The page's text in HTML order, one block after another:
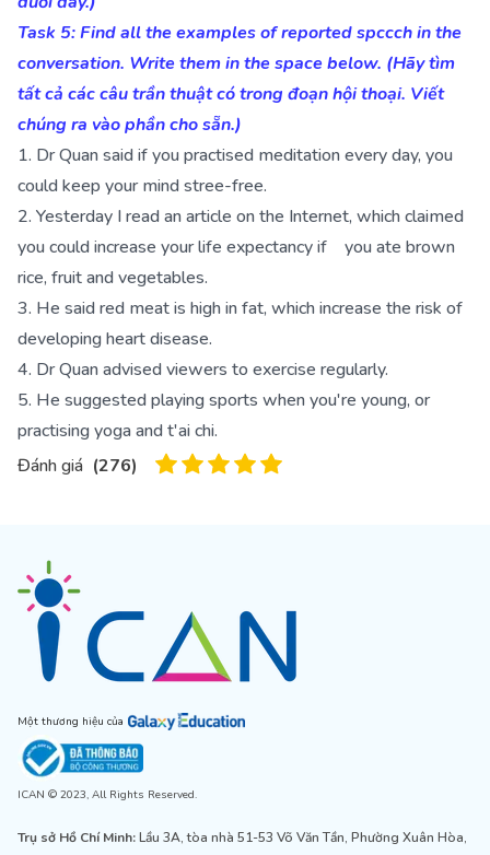
Task 5: Find all the examples of reported spccch in the
conversation. Write them in the space below. (Hãy tìm
tất cả các câu trần thuật có trong đoạn hội thoại. Viết
chúng ra vào phần cho sẵn.)
1. Dr Quan said if you practised meditation every day, you
could keep your mind stree-free.
2. Yesterday I read an article on the Internet, which claimed
you could increase your life expectancy if you ate brown
rice, fruit and vegetables.
3. He said red meat is high in fat, which increase the risk of
developing heart disease.
4. Dr Quan advised viewers to exercise regularly.
5. He suggested playing sports when you're young, or
practising yoga and t'ai chi.
Đánh giá (276)
Một thương hiệu của
ICAN © 2023, All Rights Reserved.
Trụ sở Hồ Chí Minh:Lầu 3A, tòa nhà 51-53 Võ Văn Tần, Phường Xuân Hòa,